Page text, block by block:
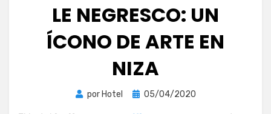
LE NEGRESCO: UN
ÍCONO DE ARTE EN
NIZA
por Hotel
Publicada
05/04/2020